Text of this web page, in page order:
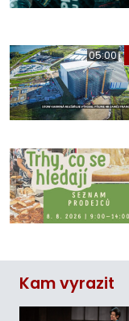
05:00
Kam vyrazit